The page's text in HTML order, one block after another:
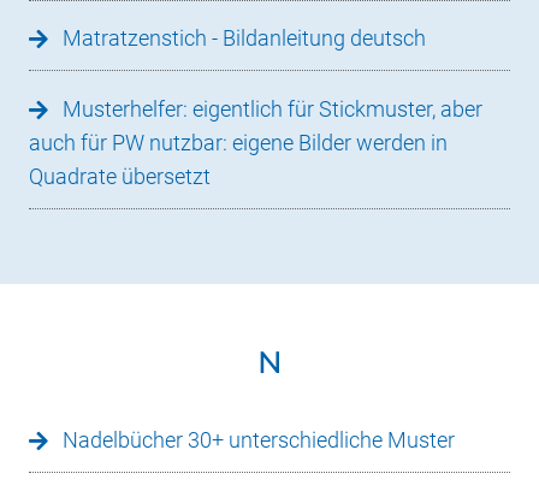
Matratzenstich - Bildanleitung deutsch
Musterhelfer: eigentlich für Stickmuster, aber
auch für PW nutzbar: eigene Bilder werden in
Quadrate übersetzt
N
Nadelbücher 30+ unterschiedliche Muster